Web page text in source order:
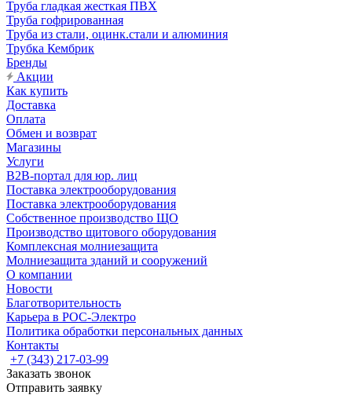
Труба гладкая жесткая ПВХ
Труба гофрированная
Труба из стали, оцинк.стали и алюминия
Трубка Кембрик
Бренды
Акции
Как купить
Доставка
Оплата
Обмен и возврат
Магазины
Услуги
B2B-портал для юр. лиц
Поставка электрооборудования
Поставка электрооборудования
Собственное производство ЩО
Производство щитового оборудования
Комплексная молниезащита
Молниезащита зданий и сооружений
О компании
Новости
Благотворительность
Карьера в РОС-Электро
Политика обработки персональных данных
Контакты
+7 (343) 217-03-99
Заказать звонок
Отправить заявку